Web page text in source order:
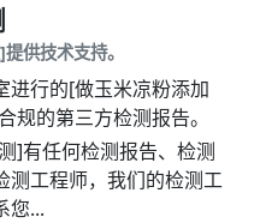
供技术支持。
进行的[做玉米凉粉添加
规的第三方检测报告。
]有任何检测报告、检测
测工程师，我们的检测工
您...